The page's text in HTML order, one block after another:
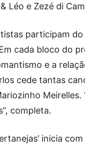
Léo e Zezé di
participam
cada bloco do
e a
cede tantas
completa.
inicia